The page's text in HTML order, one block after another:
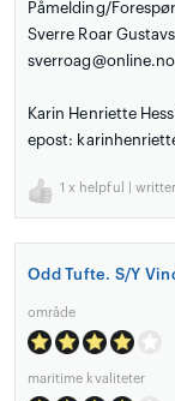
Påmelding/
Sverre Roar
sverroag@online.no
Karin Henriette
epost:
1 x helpful |
Odd Tufte. S/Y
område
maritime kvaliteter